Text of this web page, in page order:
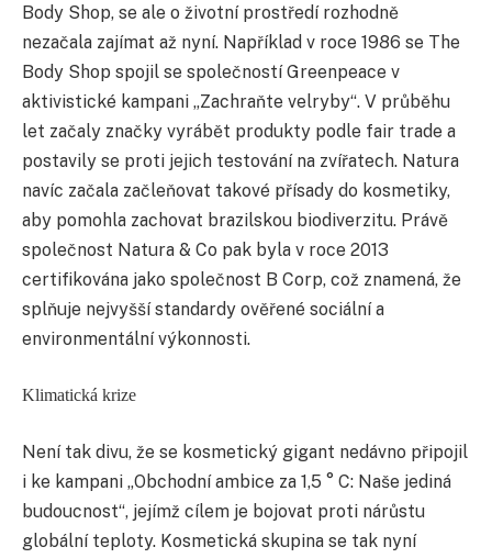
Body Shop, se ale o životní prostředí rozhodně
nezačala zajímat až nyní. Například v roce 1986 se The
Body Shop spojil se společností Greenpeace v
aktivistické kampani „Zachraňte velryby“. V průběhu
let začaly značky vyrábět produkty podle fair trade a
postavily se proti jejich testování na zvířatech. Natura
navíc začala začleňovat takové přísady do kosmetiky,
aby pomohla zachovat brazilskou biodiverzitu. Právě
společnost Natura & Co pak byla v roce 2013
certifikována jako společnost B Corp, což znamená, že
splňuje nejvyšší standardy ověřené sociální a
environmentální výkonnosti.
Klimatická krize
Není tak divu, že se kosmetický gigant nedávno připojil
i ke kampani „Obchodní ambice za 1,5 ° C: Naše jediná
budoucnost“, jejímž cílem je bojovat proti nárůstu
globální teploty. Kosmetická skupina se tak nyní